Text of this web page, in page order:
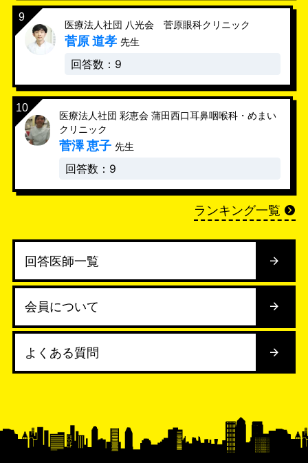
医療法人社団 八光会 菅原眼科クリニック
菅原 道孝 先生
回答数：9
医療法人社団 彩恵会 蒲田西口耳鼻咽喉科・めまい
クリニック
菅澤 恵子 先生
回答数：9
ランキング一覧
回答医師一覧
会員について
よくある質問